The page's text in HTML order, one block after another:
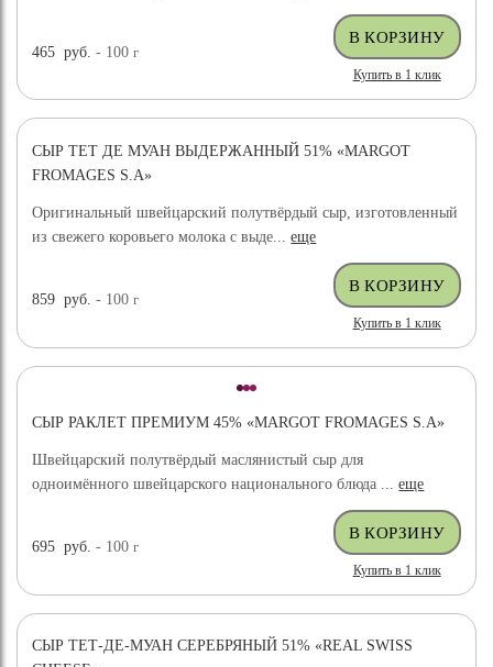
465 руб. - 100г
Купить в 1 клик
СЫР ТЕТ ДЕ МУАН ВЫДЕРЖАННЫЙ 51% «MARGOT
FROMAGES S.A»
Оригинальный швейцарский полутвёрдый сыр, изготовленный
из свежего коровьего молока с выде...еще
859 руб. - 100г
Купить в 1 клик
СЫР РАКЛЕТ ПРЕМИУМ 45% «MARGOT FROMAGES S.A»
Швейцарский полутвёрдый маслянистый сыр для
одноимённого швейцарского национального блюда ...еще
695 руб. - 100г
Купить в 1 клик
СЫР ТЕТ-ДЕ-МУАН СЕРЕБРЯНЫЙ 51% «REAL SWISS